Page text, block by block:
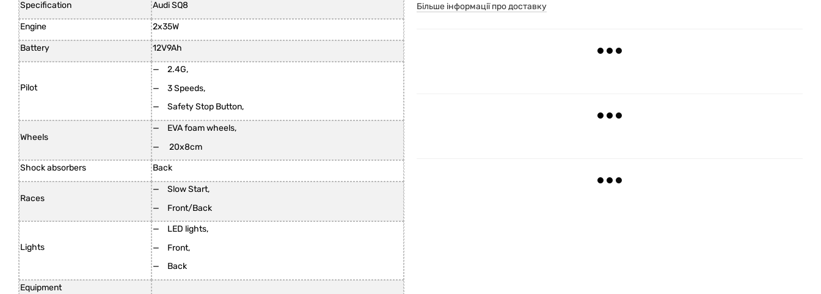
Specification Audi SQ8
Engine 2x35W
Battery 12V9Ah
Pilot
2.4G,
3 Speeds,
Safety Stop Button,
Wheels
EVA foam wheels,
20x8cm
Shock absorbers Back
Races
Slow Start,
Front/Back
Lights
LED lights,
Front,
Back
Equipment
Більше інформації про доставку